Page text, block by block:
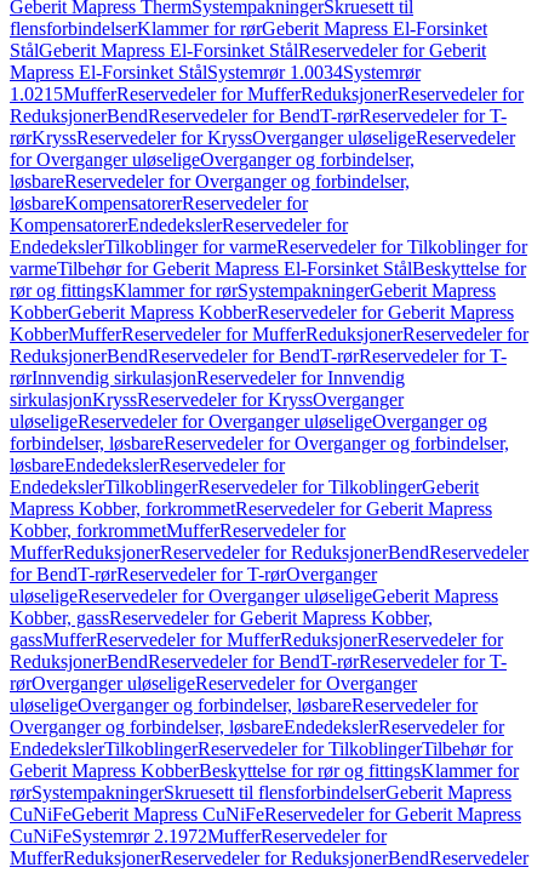
Geberit Mapress ThermSystempakningerSkruesett til
flensforbindelserKlammer for rørGeberit Mapress El-Forsinket
StålGeberit Mapress El-Forsinket StålReservedeler for Geberit
Mapress El-Forsinket StålSystemrør 1.0034Systemrør
1.0215MufferReservedeler for MufferReduksjonerReservedeler for
ReduksjonerBendReservedeler for BendT-rørReservedeler for T-
rørKryssReservedeler for KryssOverganger uløseligeReservedeler
for Overganger uløseligeOverganger og forbindelser,
løsbareReservedeler for Overganger og forbindelser,
løsbareKompensatorerReservedeler for
KompensatorerEndedekslerReservedeler for
EndedekslerTilkoblinger for varmeReservedeler for Tilkoblinger for
varmeTilbehør for Geberit Mapress El-Forsinket StålBeskyttelse for
rør og fittingsKlammer for rørSystempakningerGeberit Mapress
KobberGeberit Mapress KobberReservedeler for Geberit Mapress
KobberMufferReservedeler for MufferReduksjonerReservedeler for
ReduksjonerBendReservedeler for BendT-rørReservedeler for T-
rørInnvendig sirkulasjonReservedeler for Innvendig
sirkulasjonKryssReservedeler for KryssOverganger
uløseligeReservedeler for Overganger uløseligeOverganger og
forbindelser, løsbareReservedeler for Overganger og forbindelser,
løsbareEndedekslerReservedeler for
EndedekslerTilkoblingerReservedeler for TilkoblingerGeberit
Mapress Kobber, forkrommetReservedeler for Geberit Mapress
Kobber, forkrommetMufferReservedeler for
MufferReduksjonerReservedeler for ReduksjonerBendReservedeler
for BendT-rørReservedeler for T-rørOverganger
uløseligeReservedeler for Overganger uløseligeGeberit Mapress
Kobber, gassReservedeler for Geberit Mapress Kobber,
gassMufferReservedeler for MufferReduksjonerReservedeler for
ReduksjonerBendReservedeler for BendT-rørReservedeler for T-
rørOverganger uløseligeReservedeler for Overganger
uløseligeOverganger og forbindelser, løsbareReservedeler for
Overganger og forbindelser, løsbareEndedekslerReservedeler for
EndedekslerTilkoblingerReservedeler for TilkoblingerTilbehør for
Geberit Mapress KobberBeskyttelse for rør og fittingsKlammer for
rørSystempakningerSkruesett til flensforbindelserGeberit Mapress
CuNiFeGeberit Mapress CuNiFeReservedeler for Geberit Mapress
CuNiFeSystemrør 2.1972MufferReservedeler for
MufferReduksjonerReservedeler for ReduksjonerBendReservedeler